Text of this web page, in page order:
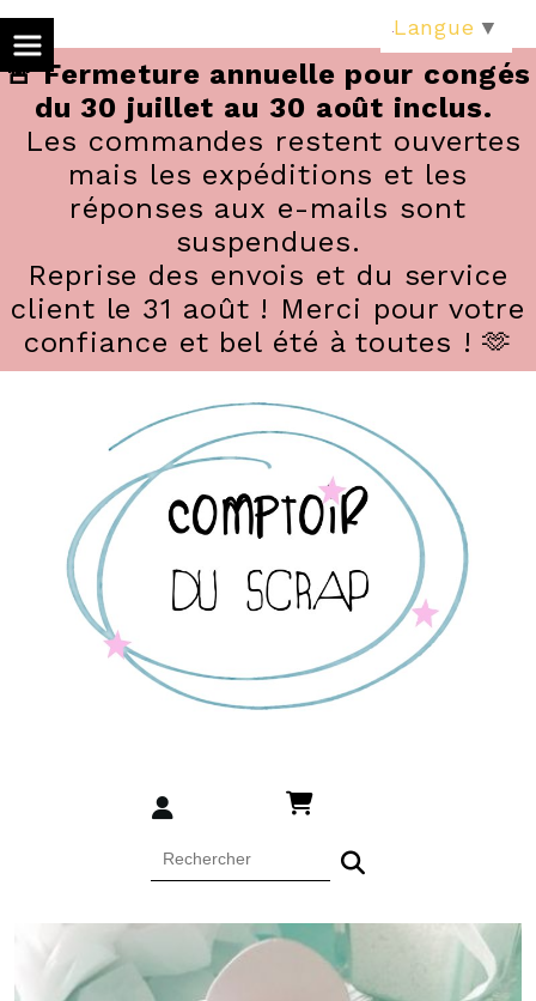
🚨 Fermeture annuelle pour congés
du 30 juillet au 30 août inclus.
Les commandes restent ouvertes
mais les expéditions et les
réponses aux e-mails sont
suspendues.
Reprise des envois et du service
client le 31 août ! Merci pour votre
confiance et bel été à toutes ! 🫶
Langue ▼